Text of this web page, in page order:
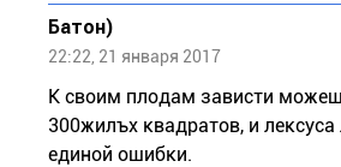
Бaтoн)
22:22, 21 января 2017
К своим плодам зависти
300жилъх квадратов, и
единой ошибки.